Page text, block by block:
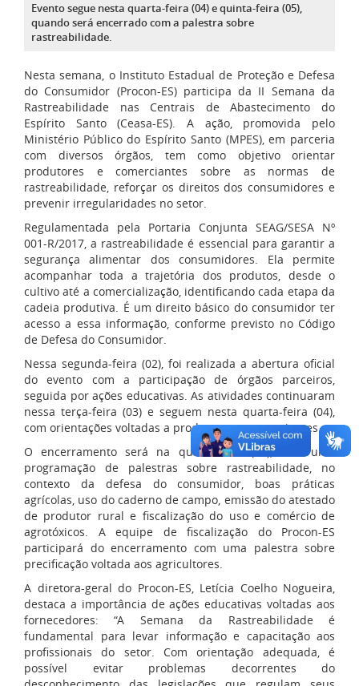
Evento segue nesta quarta-feira (04) e quinta-feira (05),
quando será encerrado com a palestra sobre
rastreabilidade.
Nesta semana, o Instituto Estadual de Proteção e Defesa
do Consumidor (Procon-ES) participa da II Semana da
Rastreabilidade nas Centrais de Abastecimento do
Espírito Santo (Ceasa-ES). A ação, promovida pelo
Ministério Público do Espírito Santo (MPES), em parceria
com diversos órgãos, tem como objetivo orientar
produtores e comerciantes sobre as normas de
rastreabilidade, reforçar os direitos dos consumidores e
prevenir irregularidades no setor.
Regulamentada pela Portaria Conjunta SEAG/SESA Nº
001-R/2017, a rastreabilidade é essencial para garantir a
segurança alimentar dos consumidores. Ela permite
acompanhar toda a trajetória dos produtos, desde o
cultivo até a comercialização, identificando cada etapa da
cadeia produtiva. É um direito básico do consumidor ter
acesso a essa informação, conforme previsto no Código
de Defesa do Consumidor.
Nessa segunda-feira (02), foi realizada a abertura oficial
do evento com a participação de órgãos parceiros,
seguida por ações educativas. As atividades continuaram
nessa terça-feira (03) e seguem nesta quarta-feira (04),
com orientações voltadas a produtores e comerciantes.
O encerramento será na quinta-feira (05), com uma
programação de palestras sobre rastreabilidade, no
contexto da defesa do consumidor, boas práticas
agrícolas, uso do caderno de campo, emissão do atestado
de produtor rural e fiscalização do uso e comércio de
agrotóxicos. A equipe de fiscalização do Procon-ES
participará do encerramento com uma palestra sobre
precificação voltada aos agricultores.
A diretora-geral do Procon-ES, Letícia Coelho Nogueira,
destaca a importância de ações educativas voltadas aos
fornecedores: “A Semana da Rastreabilidade é
fundamental para levar informação e capacitação aos
profissionais do setor. Com orientação adequada, é
possível evitar problemas decorrentes do